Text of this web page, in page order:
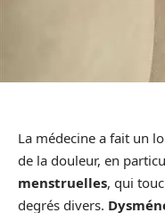
La médecine a fait un
de la douleur, en
menstruelles, qui
degrés divers.